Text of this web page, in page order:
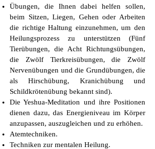
Übungen, die Ihnen dabei helfen sollen,
beim Sitzen, Liegen, Gehen oder Arbeiten
die richtige Haltung einzunehmen, um den
Heilungsprozess zu unterstützen (Fünf
Tierübungen, die Acht Richtungsübungen,
die Zwölf Tierkreisübungen, die Zwölf
Nervenübungen und die Grundübungen, die
als Hirschübung, Kranichübung und
Schildkrötenübung bekannt sind).
Die Yeshua-Meditation und ihre Positionen
dienen dazu, das Energieniveau im Körper
anzupassen, auszugleichen und zu erhöhen.
Atemtechniken.
Techniken zur mentalen Heilung.